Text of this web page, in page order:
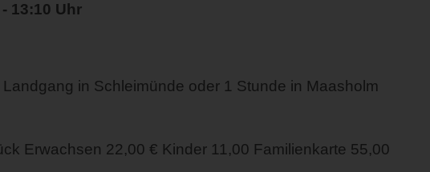
13:10 Uhr
in Schleimünde oder 1 Stunde in Maasholm
Erwachsen 22,00 € Kinder 11,00 Familienkarte 55,00